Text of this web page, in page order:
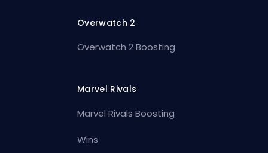
Overwatch 2
Overwatch 2 Boosting
Marvel Rivals
Marvel Rivals Boosting
Wins